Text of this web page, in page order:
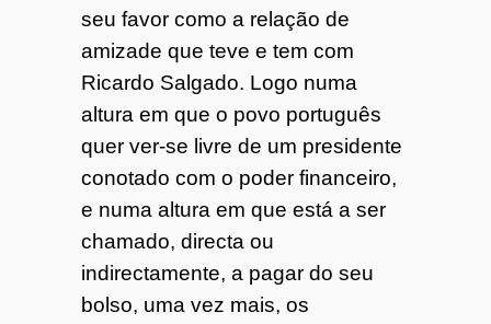
seu favor como a relação de
amizade que teve e tem com
Ricardo Salgado. Logo numa
altura em que o povo português
quer ver-se livre de um presidente
conotado com o poder financeiro,
e numa altura em que está a ser
chamado, directa ou
indirectamente, a pagar do seu
bolso, uma vez mais, os